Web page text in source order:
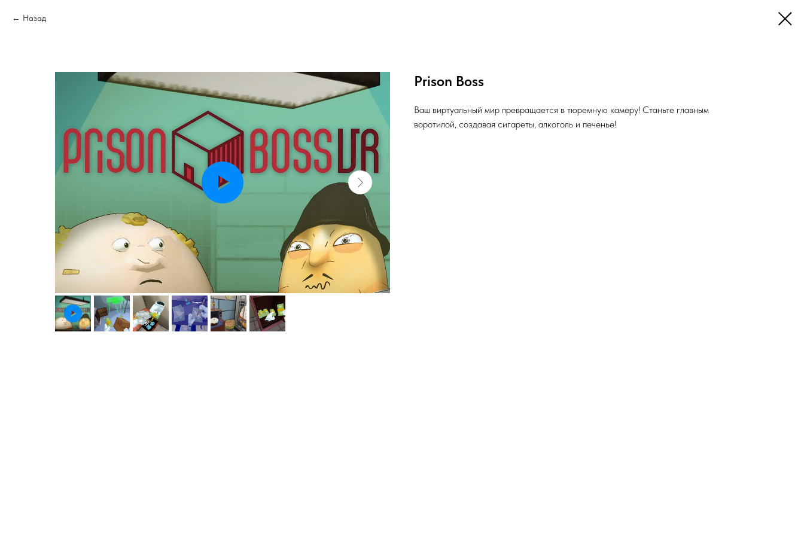
Назад
Prison Boss
Ваш виртуальный мир превращается в тюремную камеру! Станьте главным
воротилой, создавая сигареты, алкоголь и печенье!